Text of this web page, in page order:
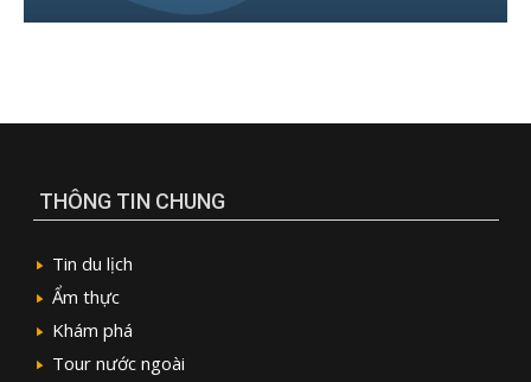
THÔNG TIN CHUNG
Tin du lịch
Ẩm thực
Khám phá
Tour nước ngoài